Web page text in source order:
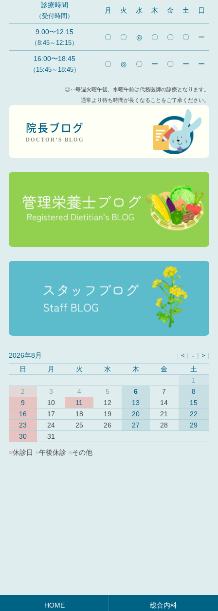
診療時間
（受付時間）
月 火 水 木 金 土 日
9:00〜12:15
（8:45～12:15）
〇 〇 ◎ 〇 〇 〇 ー
16:00〜18:45
（15:45～18:45）
〇 ◎ 〇 ー 〇 ー ー
◎‥毎週火曜午後、水曜午前は代務医師の診療となります。
通常より待ち時間が長くなることをご了承ください。
院長ブログ
DOCTOR’S BLOG
2026年8月
日
月 火 水 木 金
土
1
2
3 4 5 6 7
8
9
10 11 12 13 14
15
16
17 18 19 20 21
22
23
24 25 26 27 28
29
30
31
■休診日 ■午後休診 その他
HOME 総合内科